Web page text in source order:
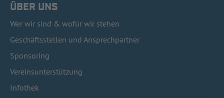
ÜBER UNS
Wer wir sind & wofür wir stehen
Geschäftsstellen und Ansprechpartner
Sponsoring
Vereinsunterstützung
Infothek